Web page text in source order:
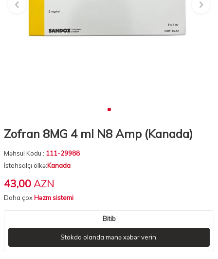
Zofran 8MG 4 ml N8 Amp (Kanada)
Məhsul Kodu : 111-29988
İstehsalçı ölkə:Kanada
43,00 AZN
Daha çox Həzm sistemi
Bitib
Stokda olanda mənə xəbər verin.